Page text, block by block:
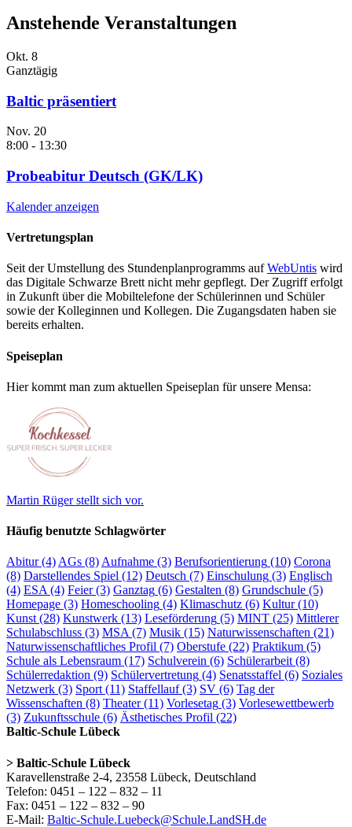
Anstehende Veranstaltungen
Okt. 8
Ganztägig
Baltic präsentiert
Nov. 20
8:00 - 13:30
Probeabitur Deutsch (GK/LK)
Kalender anzeigen
Vertretungsplan
Seit der Umstellung des Stundenplanprogramms aufWebUntis wird
das Digitale Schwarze Brett nicht mehr gepflegt. Der Zugriff erfolgt
in Zukunft über die Mobiltelefone der Schülerinnen und Schüler
sowie der Kolleginnen und Kollegen. Die Zugangsdaten haben sie
bereits erhalten.
Speiseplan
Hier kommt man zum aktuellen Speiseplan für unsere Mensa:
Martin Rüger stellt sich vor.
Häufig benutzte Schlagwörter
Abitur(4)AGs (8)Aufnahme (3) Berufsorientierung (10) Corona
(8) Darstellendes Spiel (12) Deutsch (7) Einschulung (3) Englisch
(4) ESA(4) Feier(3) Ganztag (6) Gestalten (8) Grundschule (5)
Homepage (3) Homeschooling (4) Klimaschutz (6) Kultur(10)
Kunst(28) Kunstwerk (13) Leseförderung (5) MINT (25) Mittlerer
Schulabschluss (3) MSA(7) Musik (15) Naturwissenschaften (21)
Naturwissenschaftliches Profil (7) Oberstufe (22) Praktikum (5)
Schule als Lebensraum (17) Schulverein (6) Schülerarbeit(8)
Schülerredaktion (9) Schülervertretung (4) Senatsstaffel (6) Soziales
Netzwerk (3) Sport(11) Staffellauf(3) SV (6) Tag der
Wissenschaften (8) Theater(11) Vorlesetag (3) Vorlesewettbewerb
(3) Zukunftsschule (6) Ästhetisches Profil (22)
Baltic-Schule Lübeck
> Baltic-Schule Lübeck
Karavellenstraße 2-4, 23558 Lübeck, Deutschland
Telefon: 0451 – 122 – 832 – 11
Fax: 0451 – 122 – 832 – 90
E-Mail: Baltic-Schule.Luebeck@Schule.LandSH.de